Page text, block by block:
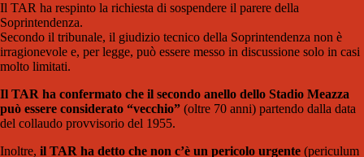
Il TAR ha respinto la richiesta di sospendere il parere della
Soprintendenza.
Secondo il tribunale, il giudizio tecnico della Soprintendenza non è
irragionevole e, per legge, può essere messo in discussione solo in casi
molto limitati.
Il TAR ha confermato che il secondo anello dello Stadio Meazza
può essere considerato “vecchio” (oltre 70 anni) partendo dalla data
del collaudo provvisorio del 1955.
Inoltre, il TAR ha detto che non c’è un pericolo urgente (periculum